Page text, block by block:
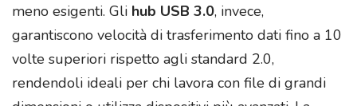
meno esigenti. Gli hub USB 3.0, invece,
garantiscono velocità di trasferimento dati fino a 10
volte superiori rispetto agli standard 2.0,
rendendoli ideali per chi lavora con file di grandi